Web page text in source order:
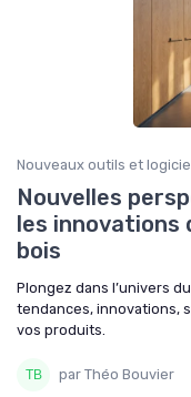
Nouveaux outils et
Nouvelles
les innovations
bois
Plongez dans l’univers
tendances, innovations,
vos produits.
par Théo Bouvier